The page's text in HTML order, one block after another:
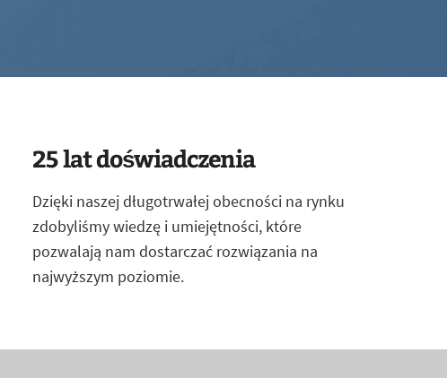
25 lat doświadczenia
Dzięki naszej długotrwałej obecności na rynku
zdobyliśmy wiedzę i umiejętności, które
pozwalają nam dostarczać rozwiązania na
najwyższym poziomie.